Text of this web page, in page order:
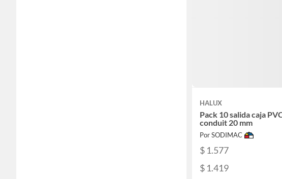
HALUX
Pack 10 salida caja
conduit 20 mm
Por SODIMAC
$ 1.577
$ 1.419